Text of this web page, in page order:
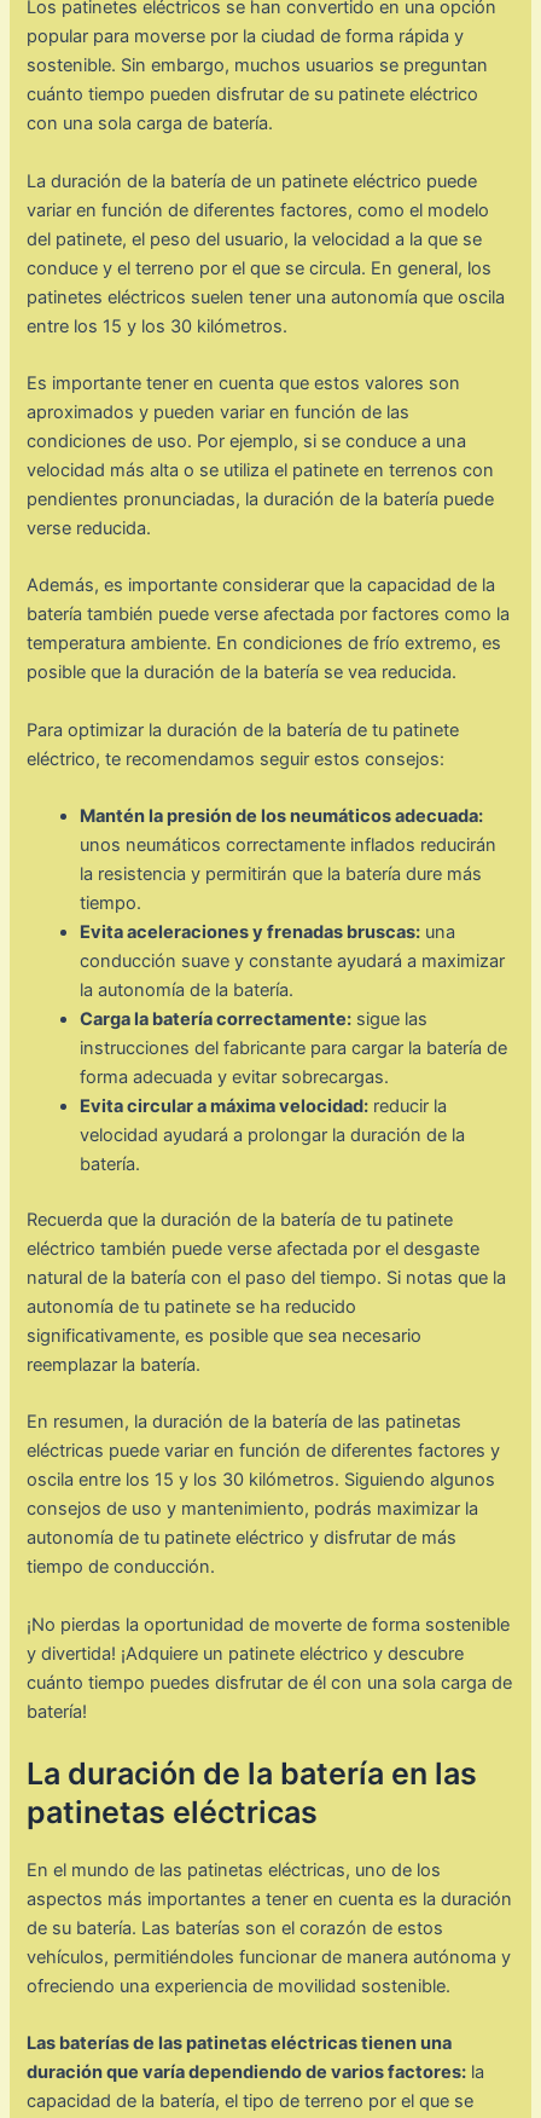
Los patinetes eléctricos se han convertido en una opción
popular para moverse por la ciudad de forma rápida y
sostenible. Sin embargo, muchos usuarios se preguntan
cuánto tiempo pueden disfrutar de su patinete eléctrico
con una sola carga de batería.
La duración de la batería de un patinete eléctrico puede
variar en función de diferentes factores, como el modelo
del patinete, el peso del usuario, la velocidad a la que se
conduce y el terreno por el que se circula. En general, los
patinetes eléctricos suelen tener una autonomía que oscila
entre los 15 y los 30 kilómetros.
Es importante tener en cuenta que estos valores son
aproximados y pueden variar en función de las
condiciones de uso. Por ejemplo, si se conduce a una
velocidad más alta o se utiliza el patinete en terrenos con
pendientes pronunciadas, la duración de la batería puede
verse reducida.
Además, es importante considerar que la capacidad de la
batería también puede verse afectada por factores como la
temperatura ambiente. En condiciones de frío extremo, es
posible que la duración de la batería se vea reducida.
Para optimizar la duración de la batería de tu patinete
eléctrico, te recomendamos seguir estos consejos:
Mantén la presión de los neumáticos adecuada:
unos neumáticos correctamente inflados reducirán
la resistencia y permitirán que la batería dure más
tiempo.
Evita aceleraciones y frenadas bruscas: una
conducción suave y constante ayudará a maximizar
la autonomía de la batería.
Carga la batería correctamente: sigue las
instrucciones del fabricante para cargar la batería de
forma adecuada y evitar sobrecargas.
Evita circular a máxima velocidad: reducir la
velocidad ayudará a prolongar la duración de la
batería.
Recuerda que la duración de la batería de tu patinete
eléctrico también puede verse afectada por el desgaste
natural de la batería con el paso del tiempo. Si notas que la
autonomía de tu patinete se ha reducido
significativamente, es posible que sea necesario
reemplazar la batería.
En resumen, la duración de la batería de las patinetas
eléctricas puede variar en función de diferentes factores y
oscila entre los 15 y los 30 kilómetros. Siguiendo algunos
consejos de uso y mantenimiento, podrás maximizar la
autonomía de tu patinete eléctrico y disfrutar de más
tiempo de conducción.
¡No pierdas la oportunidad de moverte de forma sostenible
y divertida! ¡Adquiere un patinete eléctrico y descubre
cuánto tiempo puedes disfrutar de él con una sola carga de
batería!
La duración de la batería en las
patinetas eléctricas
En el mundo de las patinetas eléctricas, uno de los
aspectos más importantes a tener en cuenta es la duración
de su batería. Las baterías son el corazón de estos
vehículos, permitiéndoles funcionar de manera autónoma y
ofreciendo una experiencia de movilidad sostenible.
Las baterías de las patinetas eléctricas tienen una
duración que varía dependiendo de varios factores: la
capacidad de la batería, el tipo de terreno por el que se